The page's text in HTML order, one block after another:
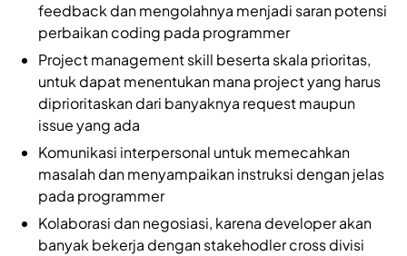
feedback dan mengolahnya menjadi saran potensi
perbaikan coding pada programmer
Project management skill beserta skala prioritas,
untuk dapat menentukan mana project yang harus
diprioritaskan dari banyaknya request maupun
issue yang ada
Komunikasi interpersonal untuk memecahkan
masalah dan menyampaikan instruksi dengan jelas
pada programmer
Kolaborasi dan negosiasi, karena developer akan
banyak bekerja dengan stakehodler cross divisi